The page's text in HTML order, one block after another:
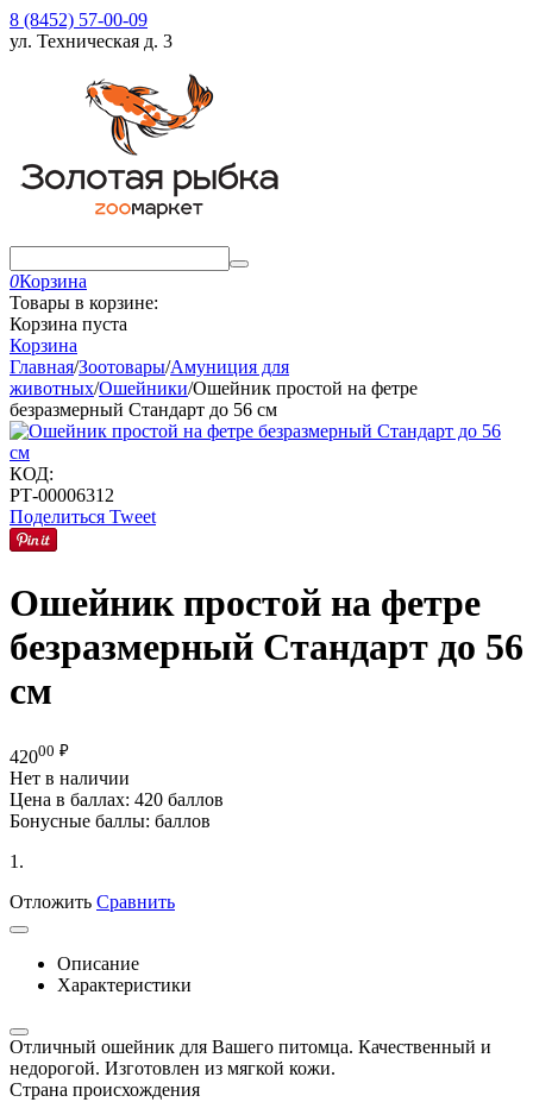
8 (8452) 57-00-09
ул. Техническая д. 3
0Корзина
Товары в корзине:
Корзина пуста
Корзина
Главная/Зоотовары/Амуниция для
животных/Ошейники/Ошейник простой на фетре
безразмерный Стандарт до 56 см
КОД:
РТ-00006312
Поделиться Tweet
Ошейник простой на фетре
безразмерный Стандарт до 56
см
42000 ₽
Нет в наличии
Цена в баллах: 420 баллов
Бонусные баллы: баллов
1.
Отложить Сравнить
Описание
Характеристики
Отличный ошейник для Вашего питомца. Качественный и
недорогой. Изготовлен из мягкой кожи.
Страна происхождения